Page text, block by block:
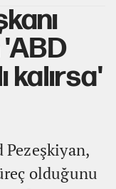
kalırsa'
Pezeşkiyan,
olduğunu